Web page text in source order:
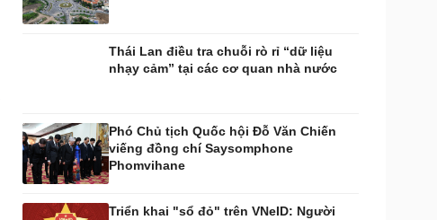
Thái Lan điều tra chuỗi rò rỉ “dữ liệu
nhạy cảm” tại các cơ quan nhà nước
Phó Chủ tịch Quốc hội Đỗ Văn Chiến
viếng đồng chí Saysomphone
Phomvihane
Triển khai "sổ đỏ" trên VNeID: Người